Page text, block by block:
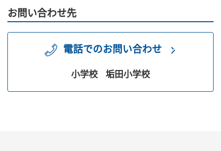
お問い合わせ先
電話でのお問い合わせ
小学校 垢田小学校